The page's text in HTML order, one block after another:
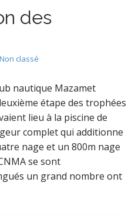
des
Non classé
nautique Mazamet
étape des trophées
lieu à la piscine de
complet qui additionne
nage et un 800m nage
se sont
un grand nombre ont